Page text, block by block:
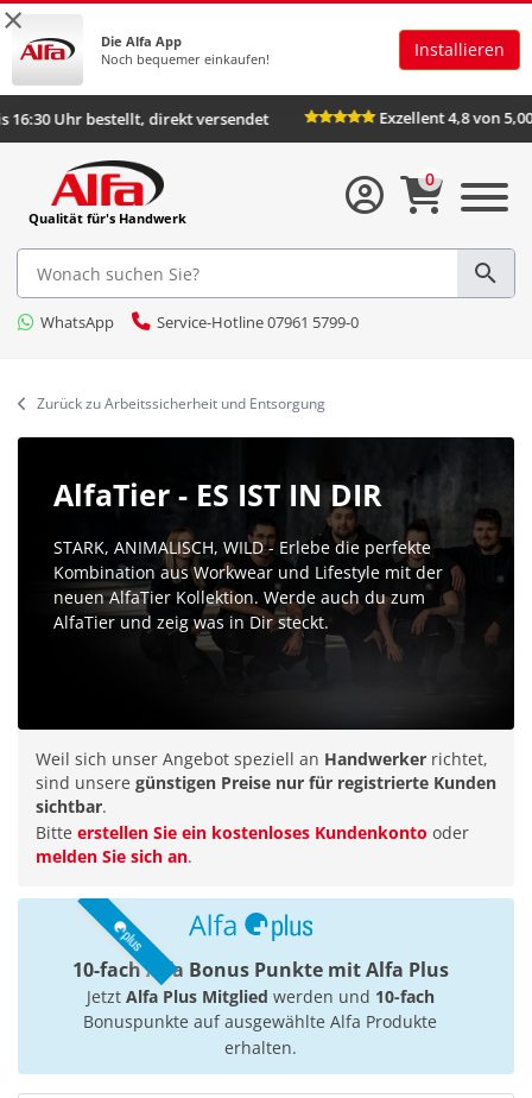
×
Die Alfa App
Noch bequemer einkaufen!
Installieren
Uhr bestellt, direkt versendet Exzellent 4,8 von 5,00
Qualität für's Handwerk
WhatsApp Service-Hotline 07961 5799-0
0
Zurück zu Arbeitssicherheit und Entsorgung
AlfaTier - ES IST IN DIR
STARK, ANIMALISCH, WILD - Erlebe die perfekte
Kombination aus Workwear und Lifestyle mit der
neuen AlfaTier Kollektion. Werde auch du zum
AlfaTier und zeig was in Dir steckt.
Weil sich unser Angebot speziell an Handwerker richtet,
sind unsere günstigen Preise nur für registrierte Kunden
sichtbar.
Bitte erstellen Sie ein kostenloses Kundenkonto oder
melden Sie sich an.
10-fach Alfa Bonus Punkte mit Alfa Plus
Jetzt Alfa Plus Mitglied werden und 10-fach
Bonuspunkte auf ausgewählte Alfa Produkte
erhalten.